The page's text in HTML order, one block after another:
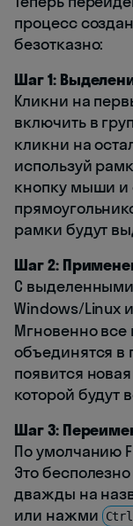
процесс
безотказно:
Шаг 1:
Кликни на
включить в
кликни на
используй
кнопку мыши и
рамки будут
Шаг 2:
С
Windows/Linux
Мгновенно
объединятся в
появится
которой будут
Шаг 3:
По умолчанию
Это
дважды на
или нажми